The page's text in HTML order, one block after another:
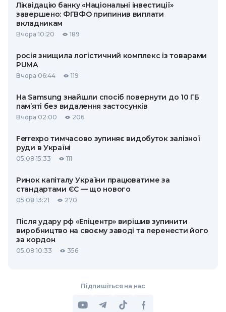
Ліквідацію банку «Національні інвестиції»
завершено: ФГВФО припинив виплати
вкладникам
Вчора 10:20 189
росія знищила логістичний комплекс із товарами
PUMA
Вчора 06:44 119
На Samsung знайшли спосіб повернути до 10 ГБ
пам’яті без видалення застосунків
Вчора 02:00 206
Ferrexpo тимчасово зупиняє видобуток залізної
руди в Україні
05.08 15:33 111
Ринок капіталу України працюватиме за
стандартами ЄС — що нового
05.08 13:21 270
Після удару рф «Епіцентр» вирішив зупинити
виробництво на своєму заводі та перенести його
за кордон
05.08 10:33 356
Підпишіться на нас